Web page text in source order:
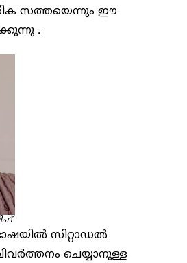
സത്തയെന്നും ഈ
.
സിറ്റാഡൽ
ചെയ്യാനുള്ള